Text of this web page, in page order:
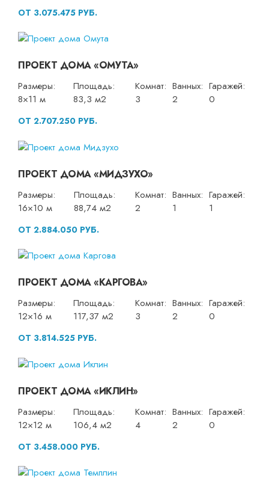
ОТ 3.075.475 РУБ.
ПРОЕКТ ДОМА «ОМУТА»
Размеры:
8×11 м
Площадь:
83,3 м2
Комнат:
3
Ванных:
2
Гаражей:
0
ОТ 2.707.250 РУБ.
ПРОЕКТ ДОМА «МИДЗУХО»
Размеры:
16×10 м
Площадь:
88,74 м2
Комнат:
2
Ванных:
1
Гаражей:
1
ОТ 2.884.050 РУБ.
ПРОЕКТ ДОМА «КАРГОВА»
Размеры:
12×16 м
Площадь:
117,37 м2
Комнат:
3
Ванных:
2
Гаражей:
0
ОТ 3.814.525 РУБ.
ПРОЕКТ ДОМА «ИКЛИН»
Размеры:
12×12 м
Площадь:
106,4 м2
Комнат:
4
Ванных:
2
Гаражей:
0
ОТ 3.458.000 РУБ.